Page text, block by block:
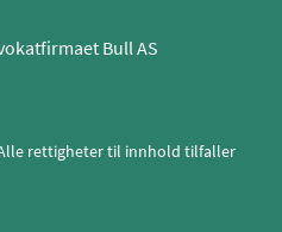
Bull AS
rettigheter til innhold tilfaller